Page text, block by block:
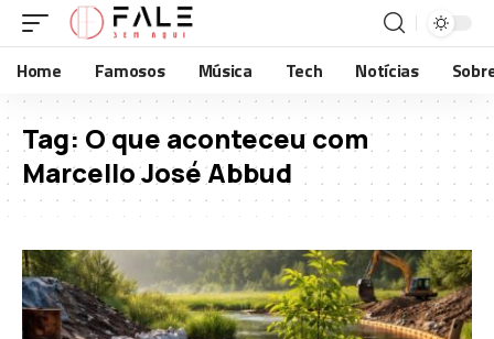
Home Famosos Música Tech Notícias
Tag: O que aconteceu com
Marcello José Abbud